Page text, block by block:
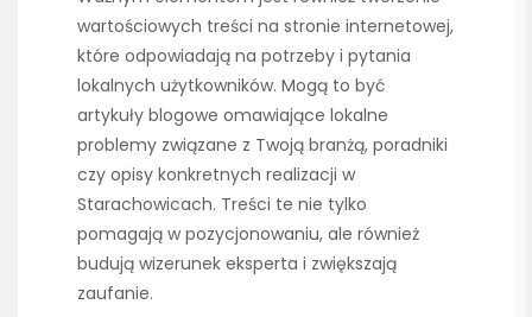
wartościowych treści na stronie internetowej,
które odpowiadają na potrzeby i pytania
lokalnych użytkowników. Mogą to być
artykuły blogowe omawiające lokalne
problemy związane z Twoją branżą, poradniki
czy opisy konkretnych realizacji w
Starachowicach. Treści te nie tylko
pomagają w pozycjonowaniu, ale również
budują wizerunek eksperta i zwiększają
zaufanie.